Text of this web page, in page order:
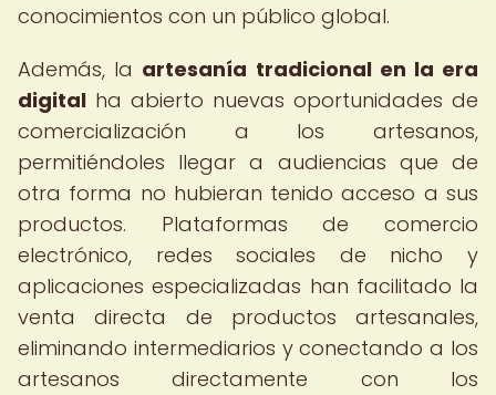
conocimientos con un público global.
Además, la artesanía tradicional en la era
digital ha abierto nuevas oportunidades de
comercialización a los artesanos,
permitiéndoles llegar a audiencias que de
otra forma no hubieran tenido acceso a sus
productos. Plataformas de comercio
electrónico, redes sociales de nicho y
aplicaciones especializadas han facilitado la
venta directa de productos artesanales,
eliminando intermediarios y conectando a los
artesanos directamente con los